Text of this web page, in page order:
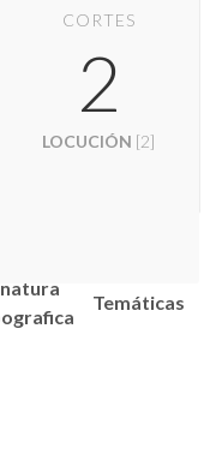
CORTES
2
LOCUCIÓN [2]
Temáticas